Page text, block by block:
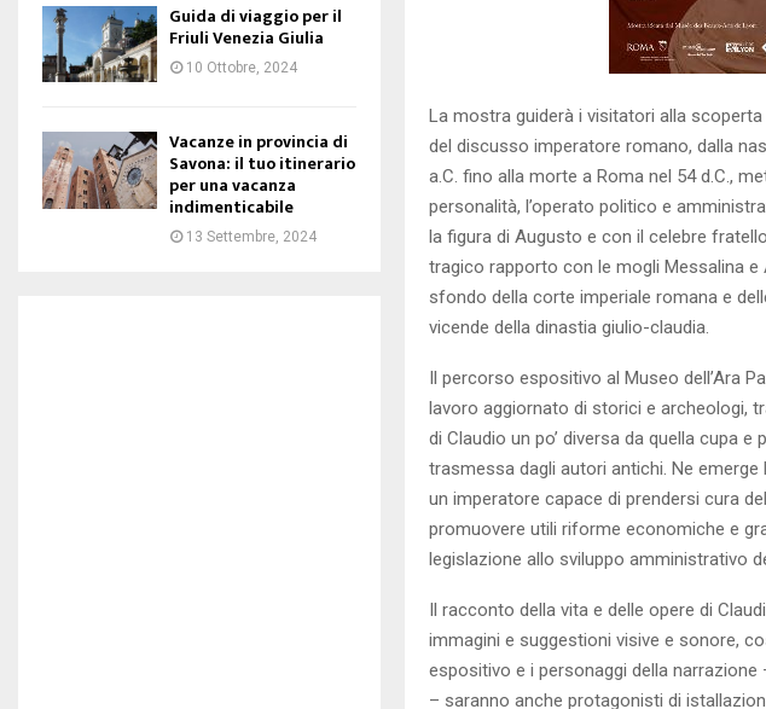
La mostra guiderà i visitatori alla scoperta
del discusso imperatore romano, dalla
a.C. fino alla morte a Roma nel 54 d.C.,
personalità, l’operato politico e
la figura di Augusto e con il celebre
tragico rapporto con le mogli Messalina e
sfondo della corte imperiale romana e
vicende della dinastia giulio-claudia.
Il percorso espositivo al Museo dell’Ara
lavoro aggiornato di storici e archeologi,
di Claudio un po’ diversa da quella cupa e
trasmessa dagli autori antichi. Ne emerge
un imperatore capace di prendersi cura
promuovere utili riforme economiche e
legislazione allo sviluppo amministrativo
Il racconto della vita e delle opere di
immagini e suggestioni visive e sonore,
espositivo e i personaggi della
– saranno anche protagonisti di
Guida di viaggio per il
Friuli Venezia Giulia
10 Ottobre, 2024
Vacanze in provincia di
Savona: il tuo itinerario
per una vacanza
indimenticabile
13 Settembre, 2024